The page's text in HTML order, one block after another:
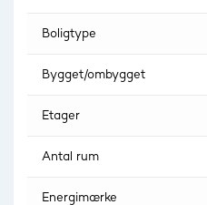
Boligtype
Bygget/ombygget
Etager
Antal rum
Energimærke